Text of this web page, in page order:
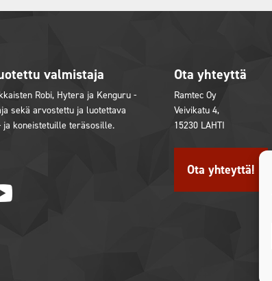
valmistaja
Robi, Hytera ja Kenguru -
sekä arvostettu ja luotettava
koneistetuille teräsosille.
Ota yhteyttä
Ramtec Oy
Veivikatu 4,
15230 LAHTI
Ota yhteyttä!